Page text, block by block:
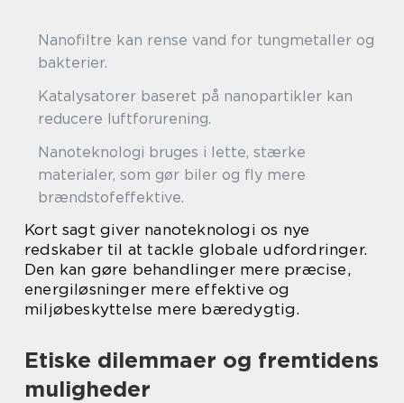
Nanofiltre kan rense vand for tungmetaller og
bakterier.
Katalysatorer baseret på nanopartikler kan
reducere luftforurening.
Nanoteknologi bruges i lette, stærke
materialer, som gør biler og fly mere
brændstofeffektive.
Kort sagt giver nanoteknologi os nye
redskaber til at tackle globale udfordringer.
Den kan gøre behandlinger mere præcise,
energiløsninger mere effektive og
miljøbeskyttelse mere bæredygtig.
Etiske dilemmaer og fremtidens
muligheder